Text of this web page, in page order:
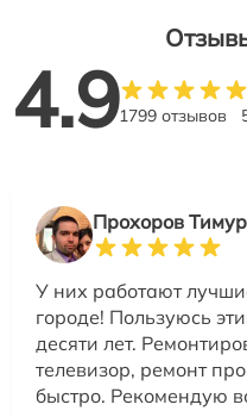
4.91799 отзывов
Прохоров Тимур
У них работают
городе! Пользуюсь
десяти лет.
телевизор, ремонт
быстро. Рекомендую